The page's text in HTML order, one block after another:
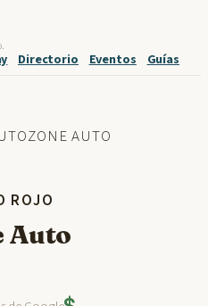
Directorio Eventos Guías
AUTO
ROJO
Auto